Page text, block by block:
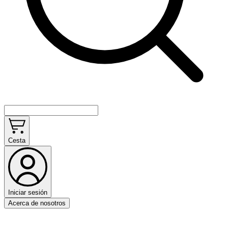
Cesta
Iniciar sesión
Acerca de nosotros